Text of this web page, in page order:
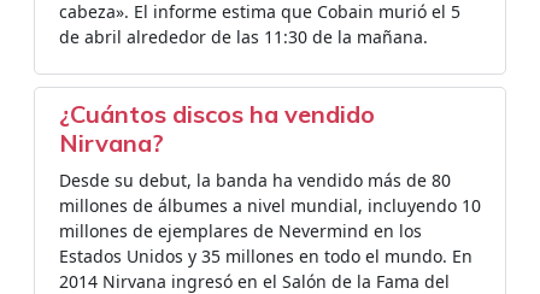
cabeza». El informe estima que Cobain murió el 5
de abril​ alrededor de las 11:30 de la mañana.
¿Cuántos discos ha vendido
Nirvana?
Desde su debut, la banda ha vendido más de 80
millones de álbumes a nivel mundial,​ incluyendo 10
millones de ejemplares de Nevermind en los
Estados Unidos y 35 millones en todo el mundo.​​ En
2014 Nirvana ingresó en el Salón de la Fama del